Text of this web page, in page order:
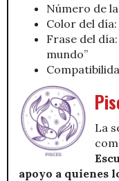
Número de
Color del
Frase del
mundo”
La
apoyo a quienes